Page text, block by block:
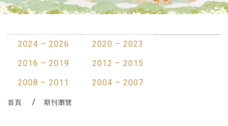
2024 – 2026
2020 – 2023
2016 – 2019
2012 – 2015
2008 – 2011
2004 – 2007
首頁 期刊瀏覽